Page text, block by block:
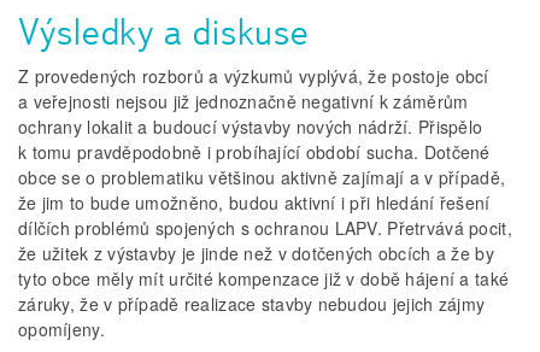
Výsledky a diskuse
Z provedených rozborů a výzkumů vyplývá, že postoje obcí
a veřejnosti nejsou již jednoznačně negativní k záměrům
ochrany lokalit a budoucí výstavby nových nádrží. Přispělo
k tomu pravděpodobně i probíhající období sucha. Dotčené
obce se o problematiku většinou aktivně zajímají a v případě,
že jim to bude umožněno, budou aktivní i při hledání řešení
dílčích problémů spojených s ochranou LAPV. Přetrvává pocit,
že užitek z výstavby je jinde než v dotčených obcích a že by
tyto obce měly mít určité kompenzace již v době hájení a také
záruky, že v případě realizace stavby nebudou jejich zájmy
opomíjeny.